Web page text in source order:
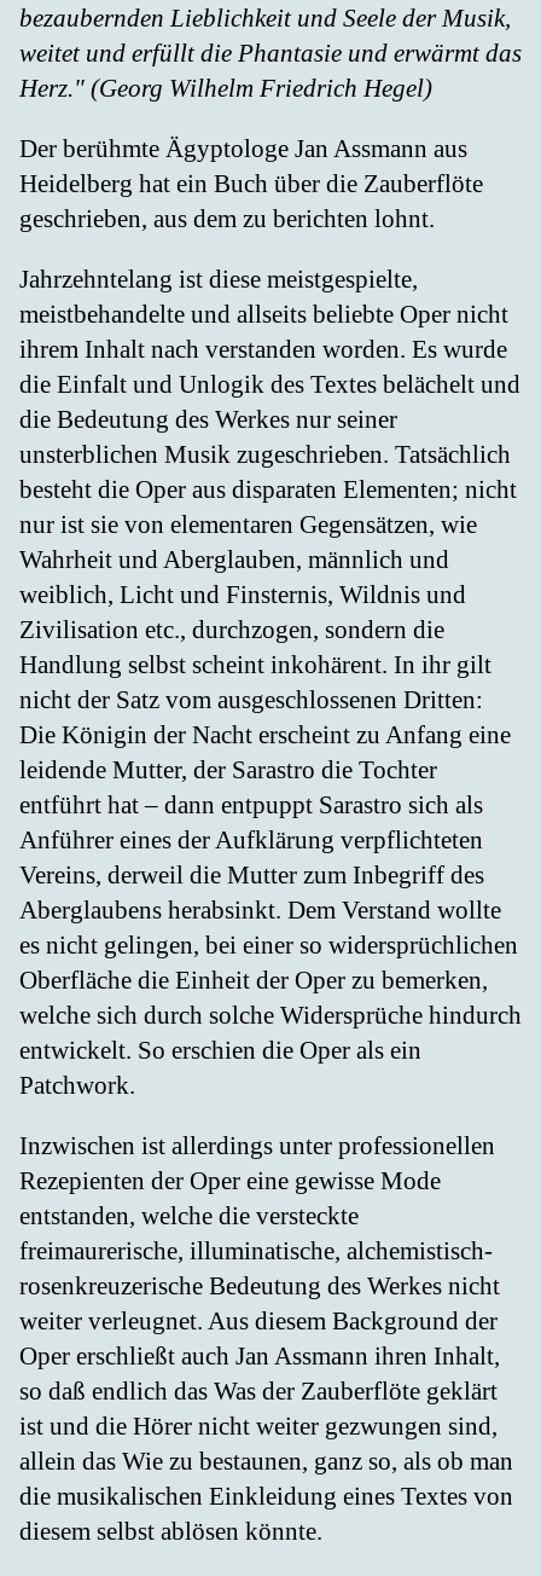
bezaubernden Lieblichkeit und Seele der Musik,
weitet und erfüllt die Phantasie und erwärmt das
Herz." (Georg Wilhelm Friedrich Hegel)
Der berühmte Ägyptologe Jan Assmann aus
Heidelberg hat ein Buch über die Zauberflöte
geschrieben, aus dem zu berichten lohnt.
Jahrzehntelang ist diese meistgespielte,
meistbehandelte und allseits beliebte Oper nicht
ihrem Inhalt nach verstanden worden. Es wurde
die Einfalt und Unlogik des Textes belächelt und
die Bedeutung des Werkes nur seiner
unsterblichen Musik zugeschrieben. Tatsächlich
besteht die Oper aus disparaten Elementen; nicht
nur ist sie von elementaren Gegensätzen, wie
Wahrheit und Aberglauben, männlich und
weiblich, Licht und Finsternis, Wildnis und
Zivilisation etc., durchzogen, sondern die
Handlung selbst scheint inkohärent. In ihr gilt
nicht der Satz vom ausgeschlossenen Dritten:
Die Königin der Nacht erscheint zu Anfang eine
leidende Mutter, der Sarastro die Tochter
entführt hat – dann entpuppt Sarastro sich als
Anführer eines der Aufklärung verpflichteten
Vereins, derweil die Mutter zum Inbegriff des
Aberglaubens herabsinkt. Dem Verstand wollte
es nicht gelingen, bei einer so widersprüchlichen
Oberfläche die Einheit der Oper zu bemerken,
welche sich durch solche Widersprüche hindurch
entwickelt. So erschien die Oper als ein
Patchwork.
Inzwischen ist allerdings unter professionellen
Rezepienten der Oper eine gewisse Mode
entstanden, welche die versteckte
freimaurerische, illuminatische, alchemistisch-
rosenkreuzerische Bedeutung des Werkes nicht
weiter verleugnet. Aus diesem Background der
Oper erschließt auch Jan Assmann ihren Inhalt,
so daß endlich das Was der Zauberflöte geklärt
ist und die Hörer nicht weiter gezwungen sind,
allein das Wie zu bestaunen, ganz so, als ob man
die musikalischen Einkleidung eines Textes von
diesem selbst ablösen könnte.